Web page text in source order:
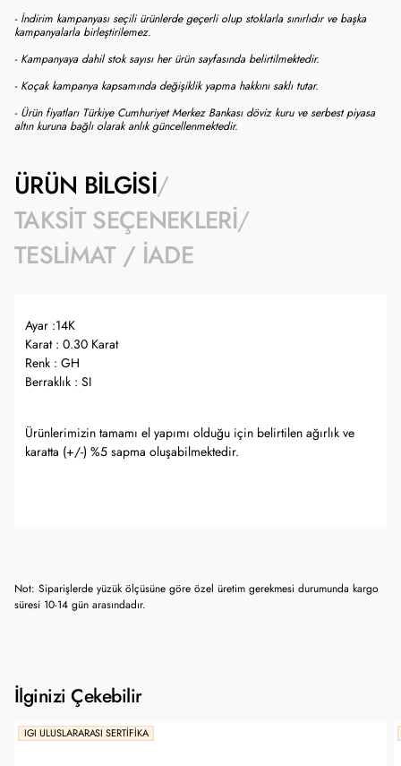
- İndirim kampanyası seçili ürünlerde geçerli olup stoklarla sınırlıdır ve başka
kampanyalarla birleştirilemez.
- Kampanyaya dahil stok sayısı her ürün sayfasında belirtilmektedir.
- Koçak kampanya kapsamında değişiklik yapma hakkını saklı tutar.
- Ürün fiyatları Türkiye Cumhuriyet Merkez Bankası döviz kuru ve serbest piyasa
altın kuruna bağlı olarak anlık güncellenmektedir.
ÜRÜN BILGISI
TAKSIT SEÇENEKLERI
TESLIMAT / İADE
Ayar :14K
Karat : 0.30 Karat
Renk : GH
Berraklık : SI
Ürünlerimizin tamamı el yapımı olduğu için belirtilen ağırlık ve
karatta (+/-) %5 sapma oluşabilmektedir.
Not: Siparişlerde yüzük ölçüsüne göre özel üretim gerekmesi durumunda kargo
süresi 10-14 gün arasındadır.
İlginizi Çekebilir
IGI ULUSLARARASI SERTIFIKA